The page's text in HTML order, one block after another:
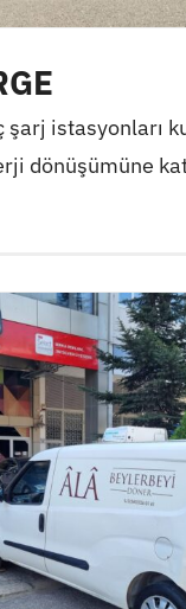
şarj istasyonları
dönüşümüne